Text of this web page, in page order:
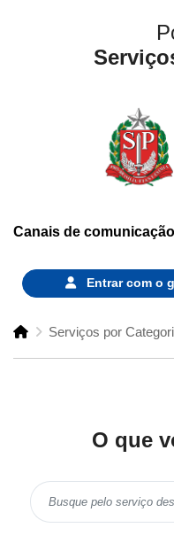
Canais de comunicação
Entrar com o
Serviços por
O que